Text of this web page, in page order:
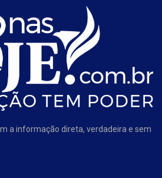
a informação direta, verdadeira e sem